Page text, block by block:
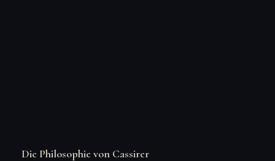
Die Philosophie von Cassirer